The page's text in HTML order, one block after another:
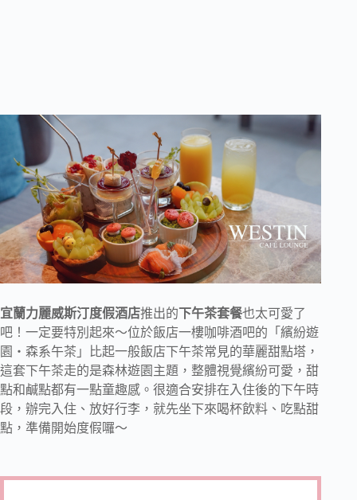
宜蘭力麗威斯汀度假酒店推出的下午茶套餐也太可愛了
吧！一定要特別起來～位於飯店一樓咖啡酒吧的「繽紛遊
園・森系午茶」比起一般飯店下午茶常見的華麗甜點塔，
這套下午茶走的是森林遊園主題，整體視覺繽紛可愛，甜
點和鹹點都有一點童趣感。很適合安排在入住後的下午時
段，辦完入住、放好行李，就先坐下來喝杯飲料、吃點甜
點，準備開始度假囉～